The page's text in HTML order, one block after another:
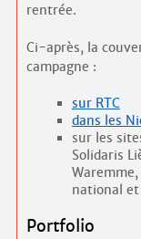
rentrée.
Ci-après, la
campagne :
sur RTC
dans les
sur les
Solidaris
national
Portfolio